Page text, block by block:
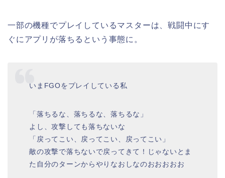
一部の機種でプレイしているマスターは、戦闘中にす
ぐにアプリが落ちるという事態に。
いまFGOをプレイしている私
「落ちるな、落ちるな、落ちるな」
よし、攻撃しても落ちないな
「戻ってこい、戻ってこい、戻ってこい」
敵の攻撃で落ちないで戻ってきて！じゃないとま
た自分のターンからやりなおしなのおおおおお